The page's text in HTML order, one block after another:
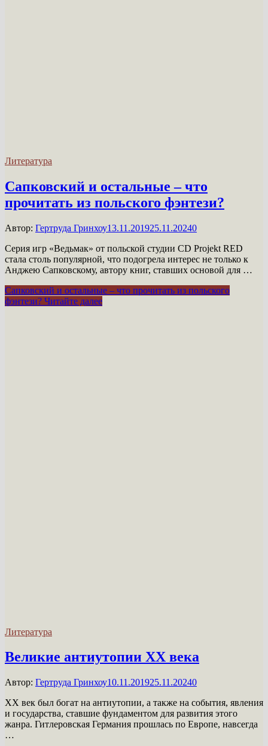
Литература
Сапковский и остальные – что
прочитать из польского фэнтези?
Автор: Гертруда Гринхоу13.11.201925.11.20240
Серия игр «Ведьмак» от польской студии CD Projekt RED
стала столь популярной, что подогрела интерес не только к
Анджею Сапковскому, автору книг, ставших основой для …
Сапковский и остальные – что прочитать из польского
фэнтези? Читайте далее
Литература
Великие антиутопии XX века
Автор: Гертруда Гринхоу10.11.201925.11.20240
XX век был богат на антиутопии, а также на события, явления
и государства, ставшие фундаментом для развития этого
жанра. Гитлеровская Германия прошлась по Европе, навсегда
…